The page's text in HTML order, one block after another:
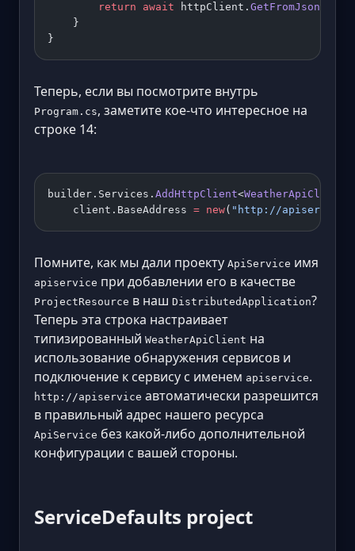
        return
await httpClient. GetFromJsonAsync
    }
}
Теперь, если вы посмотрите внутрь
Program.cs, заметите кое-что интересное на
строке 14:
builder.Services. AddHttpClient<WeatherApiClient
    client.BaseAddress
= new( "http://apiservice"
Помните, как мы дали проекту ApiService имя
apiservice при добавлении его в качестве
ProjectResource в наш DistributedApplication?
Теперь эта строка настраивает
типизированный WeatherApiClient на
использование обнаружения сервисов и
подключение к сервису с именем apiservice.
http://apiservice автоматически разрешится
в правильный адрес нашего ресурса
ApiService без какой-либо дополнительной
конфигурации с вашей стороны.
ServiceDefaults project